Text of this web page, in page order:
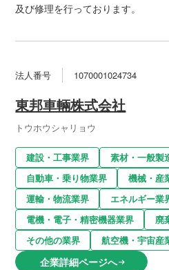
及び修理を行っております。
法人番号 1070001024734
東邦車輛株式会社
トウホウシャリョウ
建設・工事業界 素材・一般製
自動車・乗り物業界
機械・産
運輸・物流業界
エネルギー業
電機・電子・精密機器業界
廃
その他の業界
航空機・宇宙産
企業詳細ページへarrow_right_alt